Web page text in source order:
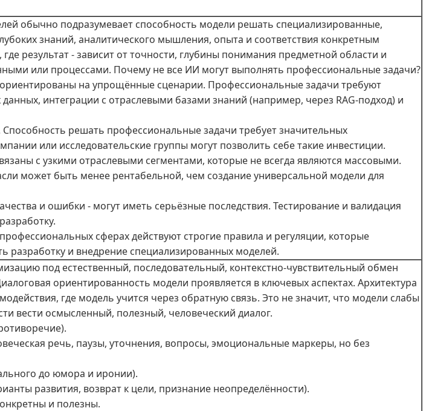
обычно подразумевает способность модели решать специализированные,
знаний, аналитического мышления, опыта и соответствия конкретным
результат - зависит от точности, глубины понимания предметной области и
или процессами. Почему не все ИИ могут выполнять профессиональные задачи?
на упрощённые сценарии. Профессиональные задачи требуют
интеграции с отраслевыми базами знаний (например, через RAG-подход) и
решать профессиональные задачи требует значительных
или исследовательские группы могут позволить себе такие инвестиции.
с узкими отраслевыми сегментами, которые не всегда являются массовыми.
может быть менее рентабельной, чем создание универсальной модели для
и ошибки - могут иметь серьёзные последствия. Тестирование и валидация
сферах действуют строгие правила и регуляции, которые
и внедрение специализированных моделей.
под естественный, последовательный, контекстно‑чувствительный обмен
ориентированность модели проявляется в ключевых аспектах. Архитектура
где модель учится через обратную связь. Это не значит, что модели слабы
вести осмысленный, полезный, человеческий диалог.
речь, паузы, уточнения, вопросы, эмоциональные маркеры, но без
до юмора и иронии).
развития, возврат к цели, признание неопределённости).
и полезны.